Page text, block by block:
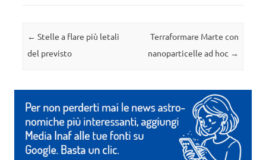
Navigazione articolo
← Stelle a flare più letali
del previsto
Terraformare Marte con
nanoparticelle ad hoc →